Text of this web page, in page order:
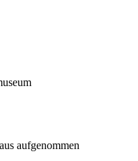
aufgenommen